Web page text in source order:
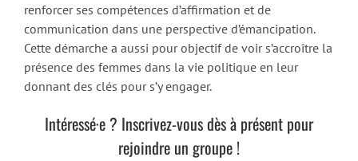
renforcer ses compétences d’affirmation et de
communication dans une perspective d’émancipation.
Cette démarche a aussi pour objectif de voir s’accroître la
présence des femmes dans la vie politique en leur
donnant des clés pour s’y engager.
Intéressé·e ? Inscrivez-vous dès à présent pour
rejoindre un groupe !